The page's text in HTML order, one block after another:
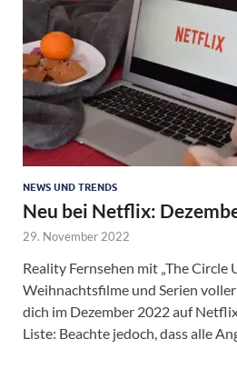
NEWS UND TRENDS
Neu bei Netflix:
29. November 2022
Reality Fernsehen mit „The Circle
Weihnachtsfilme und Serien
dich im Dezember 2022 auf
Liste: Beachte jedoch, dass alle